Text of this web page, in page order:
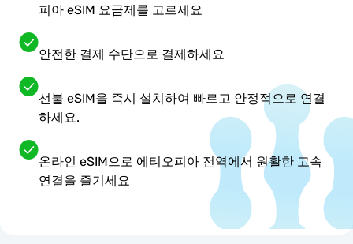
피아 eSIM 요금제를 고르세요
안전한 결제 수단으로 결제하세요
선불 eSIM을 즉시 설치하여 빠르고 안정적으로 연결
하세요.
온라인 eSIM으로 에티오피아 전역에서 원활한 고속
연결을 즐기세요